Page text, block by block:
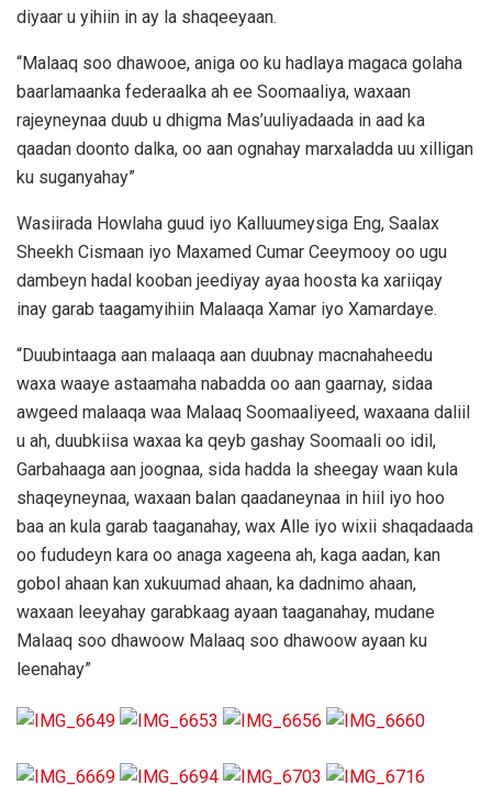
diyaar u yihiin in ay la shaqeeyaan.
“Malaaq soo dhawooe, aniga oo ku hadlaya magaca golaha
baarlamaanka federaalka ah ee Soomaaliya, waxaan
rajeyneynaa duub u dhigma Mas’uuliyadaada in aad ka
qaadan doonto dalka, oo aan ognahay marxaladda uu xilligan
ku suganyahay”
Wasiirada Howlaha guud iyo Kalluumeysiga Eng, Saalax
Sheekh Cismaan iyo Maxamed Cumar Ceeymooy oo ugu
dambeyn hadal kooban jeediyay ayaa hoosta ka xariiqay
inay garab taagamyihiin Malaaqa Xamar iyo Xamardaye.
“Duubintaaga aan malaaqa aan duubnay macnahaheedu
waxa waaye astaamaha nabadda oo aan gaarnay, sidaa
awgeed malaaqa waa Malaaq Soomaaliyeed, waxaana daliil
u ah, duubkiisa waxaa ka qeyb gashay Soomaali oo idil,
Garbahaaga aan joognaa, sida hadda la sheegay waan kula
shaqeyneynaa, waxaan balan qaadaneynaa in hiil iyo hoo
baa an kula garab taaganahay, wax Alle iyo wixii shaqadaada
oo fududeyn kara oo anaga xageena ah, kaga aadan, kan
gobol ahaan kan xukuumad ahaan, ka dadnimo ahaan,
waxaan leeyahay garabkaag ayaan taaganahay, mudane
Malaaq soo dhawoow Malaaq soo dhawoow ayaan ku
leenahay”